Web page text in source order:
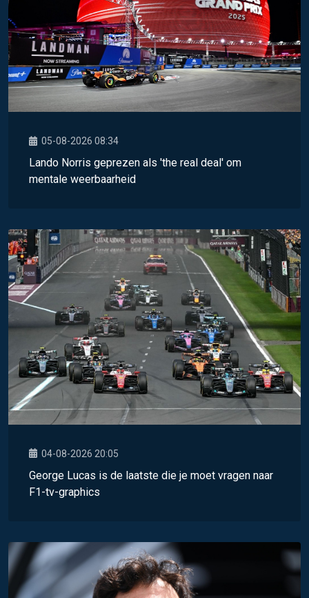
05-08-2026 08:34
Lando Norris geprezen als 'the real deal' om
mentale weerbaarheid
04-08-2026 20:05
George Lucas is de laatste die je moet vragen naar
F1-tv-graphics